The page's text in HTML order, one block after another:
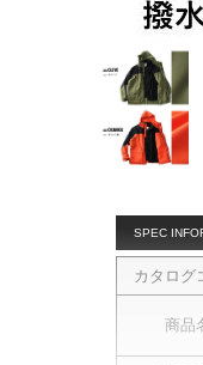
SPEC
カタログ
商品